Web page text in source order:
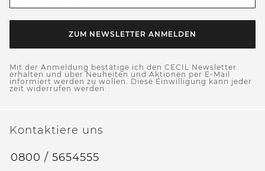
ZUM NEWSLETTER ANMELDEN
Mit der Anmeldung bestätige ich den CECIL Newsletter
erhalten und über Neuheiten und Aktionen per E-Mail
informiert werden zu wollen. Diese Einwilligung kann jeder
zeit widerrufen werden.
Kontaktiere uns
0800 / 5654555